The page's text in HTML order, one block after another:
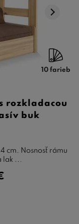
10 farieb
rozkladacou
buk
cm. Nosnosť rámu
lak ...